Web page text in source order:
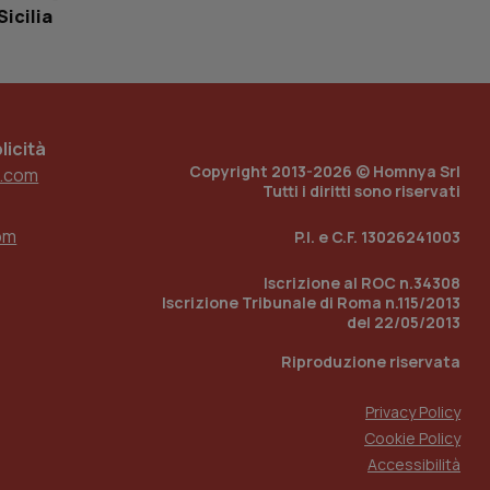
Copyright 2013-2026 © Homnya Srl
Tutti i diritti sono riservati
P.I. e C.F. 13026241003
Iscrizione al ROC n.34308
Iscrizione Tribunale di Roma n.115/2013
del 22/05/2013
Riproduzione riservata
Privacy Policy
Cookie Policy
Accessibilità
di accesso per
per mantenere
traccia
incorporati
del sito web sta
di